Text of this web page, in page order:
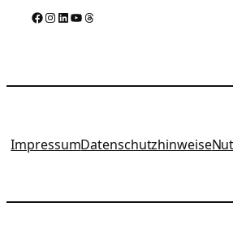
Facebook InstagramLinkedIn YouTube Threads
ImpressumDatenschutzhinweise